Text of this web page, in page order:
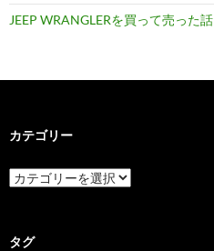
JEEP WRANGLERを買って売った話
カテゴリー
カ
テ
ー
タグ